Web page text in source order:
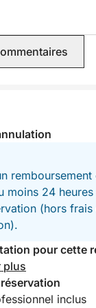
moins 24
(hors
pour cette
plus
inclus